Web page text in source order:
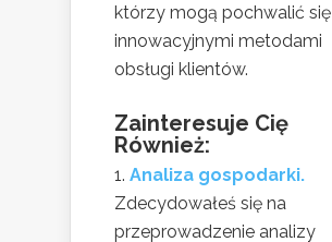
którzy mogą pochwalić się
innowacyjnymi metodami
obsługi klientów.
Zainteresuje Cię
Również:
Analiza gospodarki.
Zdecydowałeś się na
przeprowadzenie analizy